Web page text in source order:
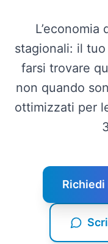
stagionali: il
farsi trovare
non quando
ottimizzati per